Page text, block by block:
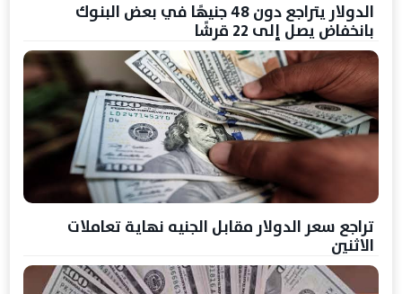
الدولار يتراجع دون 48 جنيهًا في بعض البنوك
بانخفاض يصل إلى 22 قرشًا
تراجع سعر الدولار مقابل الجنيه نهاية تعاملات
الاثنين